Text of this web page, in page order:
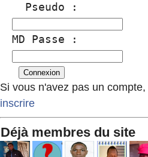
  Pseudo :
MD Passe :
Si vous n'avez pas un compte,
inscrire
Déjà membres du site